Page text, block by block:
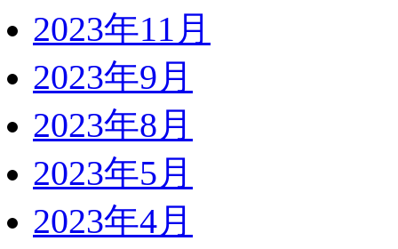
2023年11月
2023年9月
2023年8月
2023年5月
2023年4月